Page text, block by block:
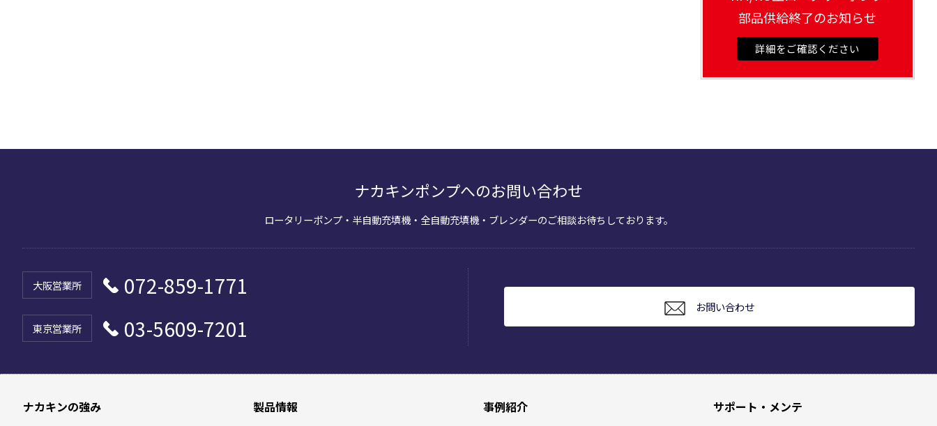
部品供給終了のお知らせ
ナカキンポンプへのお問い合わせ
ロータリーポンプ・半自動充填機・全自動充填機・ブレンダーのご相談お待ちしております。
072-859-1771
03-5609-7201
お問い合わせ
ナカキンの強み 製品情報 事例紹介 サポート・メンテ